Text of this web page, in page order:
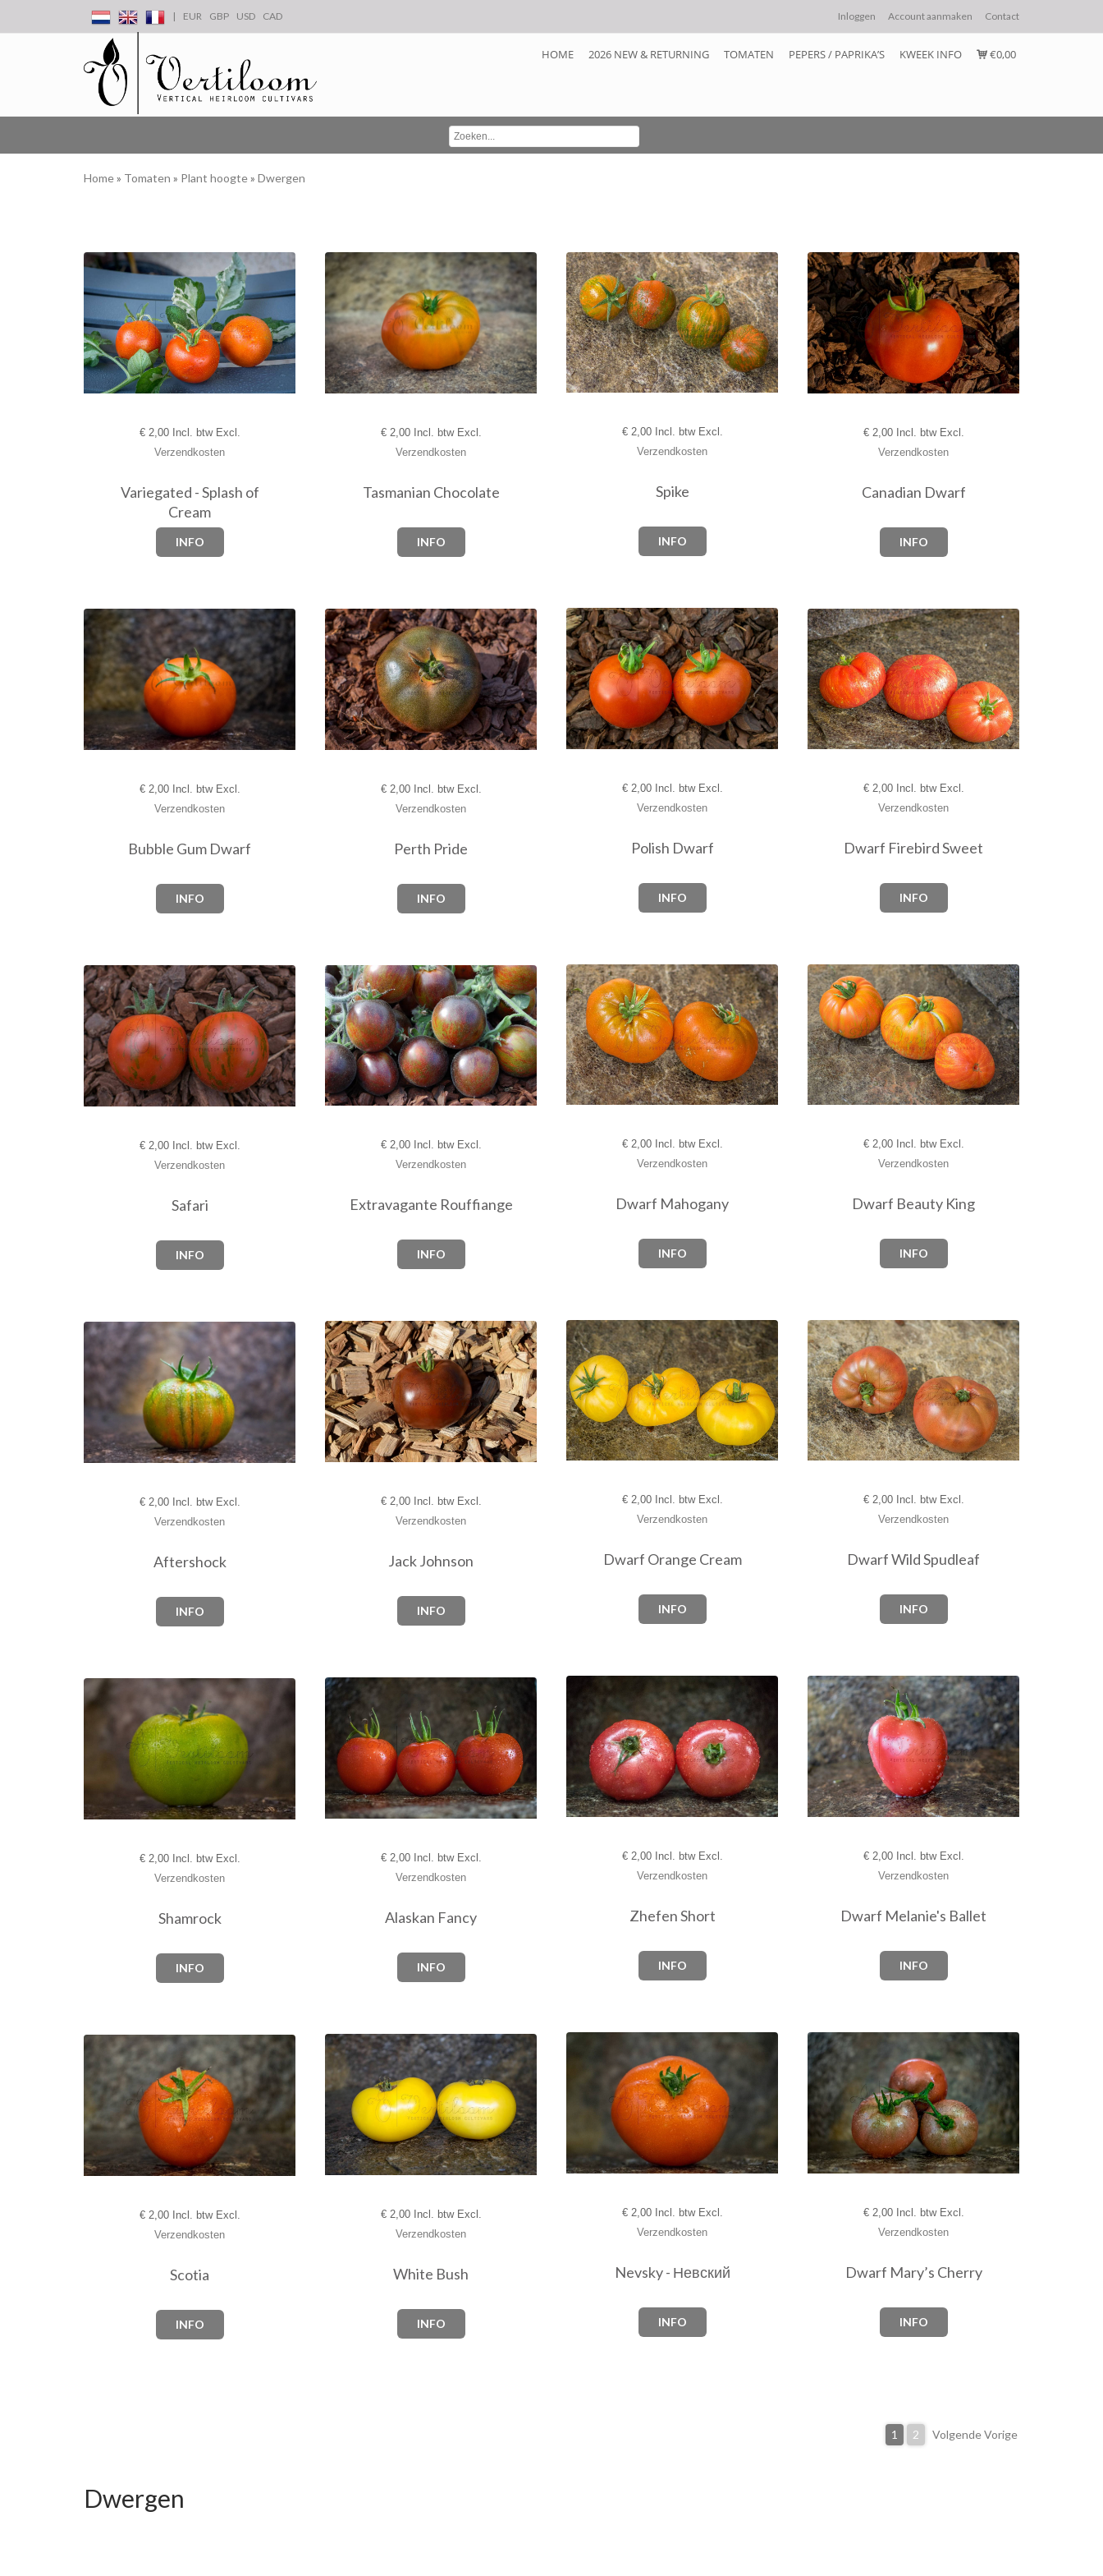
| EUR GBP USD CAD Inloggen Account aanmaken Contact
HOME 2026 NEW & RETURNING TOMATEN PEPERS / PAPRIKA’S KWEEK INFO €0,00
Home» Tomaten » Plant hoogte» Dwergen
€2,00 Incl. btw Excl.
Verzendkosten
Variegated - Splash of
Cream
INFO
€2,00 Incl. btw Excl.
Verzendkosten
Tasmanian Chocolate
INFO
€2,00 Incl. btw Excl.
Verzendkosten
Spike
INFO
€2,00 Incl. btw Excl.
Verzendkosten
Canadian Dwarf
INFO
€2,00 Incl. btw Excl.
Verzendkosten
Polish Dwarf
INFO
€2,00 Incl. btw Excl.
Verzendkosten
Bubble Gum Dwarf
INFO
€2,00 Incl. btw Excl.
Verzendkosten
Perth Pride
INFO
€2,00 Incl. btw Excl.
Verzendkosten
Dwarf Firebird Sweet
INFO
€2,00 Incl. btw Excl.
Verzendkosten
Dwarf Mahogany
INFO
€2,00 Incl. btw Excl.
Verzendkosten
Dwarf Beauty King
INFO
€2,00 Incl. btw Excl.
Verzendkosten
Safari
INFO
€2,00 Incl. btw Excl.
Verzendkosten
Extravagante Rouffiange
INFO
€2,00 Incl. btw Excl.
Verzendkosten
Dwarf Orange Cream
INFO
€2,00 Incl. btw Excl.
Verzendkosten
Dwarf Wild Spudleaf
INFO
€2,00 Incl. btw Excl.
Verzendkosten
Jack Johnson
INFO
€2,00 Incl. btw Excl.
Verzendkosten
Aftershock
INFO
€2,00 Incl. btw Excl.
Verzendkosten
Zhefen Short
INFO
€2,00 Incl. btw Excl.
Verzendkosten
Dwarf Melanie's Ballet
INFO
€2,00 Incl. btw Excl.
Verzendkosten
Alaskan Fancy
INFO
€2,00 Incl. btw Excl.
Verzendkosten
Shamrock
INFO
€2,00 Incl. btw Excl.
Verzendkosten
Nevsky - Невский
INFO
€2,00 Incl. btw Excl.
Verzendkosten
Dwarf Mary’s Cherry
INFO
€2,00 Incl. btw Excl.
Verzendkosten
White Bush
INFO
€2,00 Incl. btw Excl.
Verzendkosten
Scotia
INFO
1 2 Volgende Vorige
Dwergen